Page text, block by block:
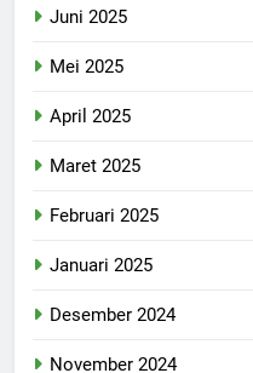
Juni 2025
Mei 2025
April 2025
Maret 2025
Februari 2025
Januari 2025
Desember 2024
November 2024